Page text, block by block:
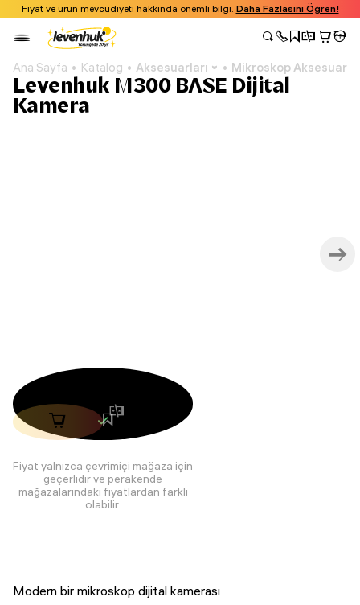
Fiyat ve ürün mevcudiyeti hakkında önemli bilgi. Daha Fazlasını Öğren!
Ana Sayfa Katalog Aksesuarları Mikroskop
Levenhuk M300 BASE Dijital
Kamera
Fiyat yalnızca çevrimiçi mağaza için
geçerlidir ve perakende
mağazalarındaki fiyatlardan farklı
olabilir.
Modern bir mikroskop dijital kamerası